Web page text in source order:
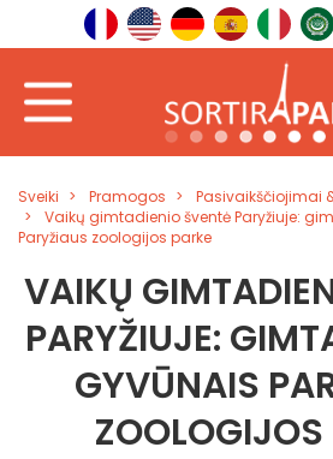
Sveiki Pramogos
Pasivaikščiojimai
Vaikų gimtadienio šventė Paryžiuje:
Paryžiaus zoologijos parke
VAIKŲ
PARYŽIUJE:
GYVŪNAIS
ZOOLOGIJOS